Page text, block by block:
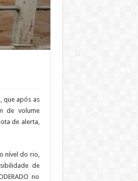
que após as
de volume
de alerta,
nível do rio,
de
no